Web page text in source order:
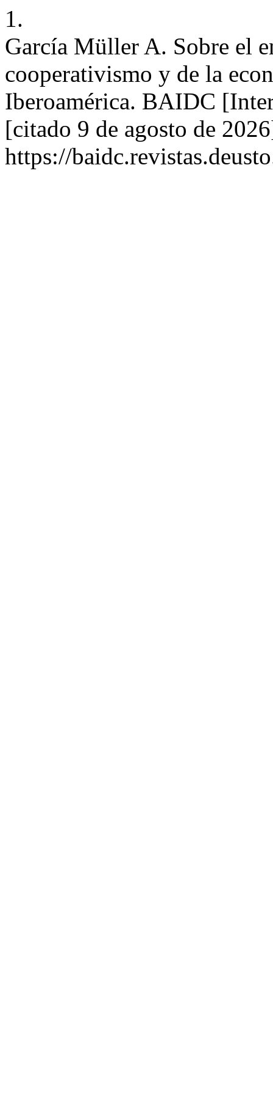
1.
García Müller A. Sobre el
cooperativismo y de la
Iberoamérica. BAIDC
[citado 9 de agosto de
https://